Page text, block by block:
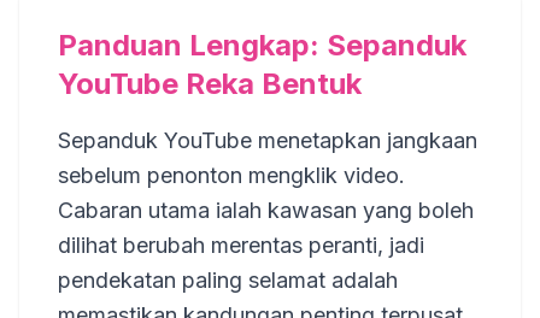
Panduan Lengkap: Sepanduk
YouTube Reka Bentuk
Sepanduk YouTube menetapkan jangkaan
sebelum penonton mengklik video.
Cabaran utama ialah kawasan yang boleh
dilihat berubah merentas peranti, jadi
pendekatan paling selamat adalah